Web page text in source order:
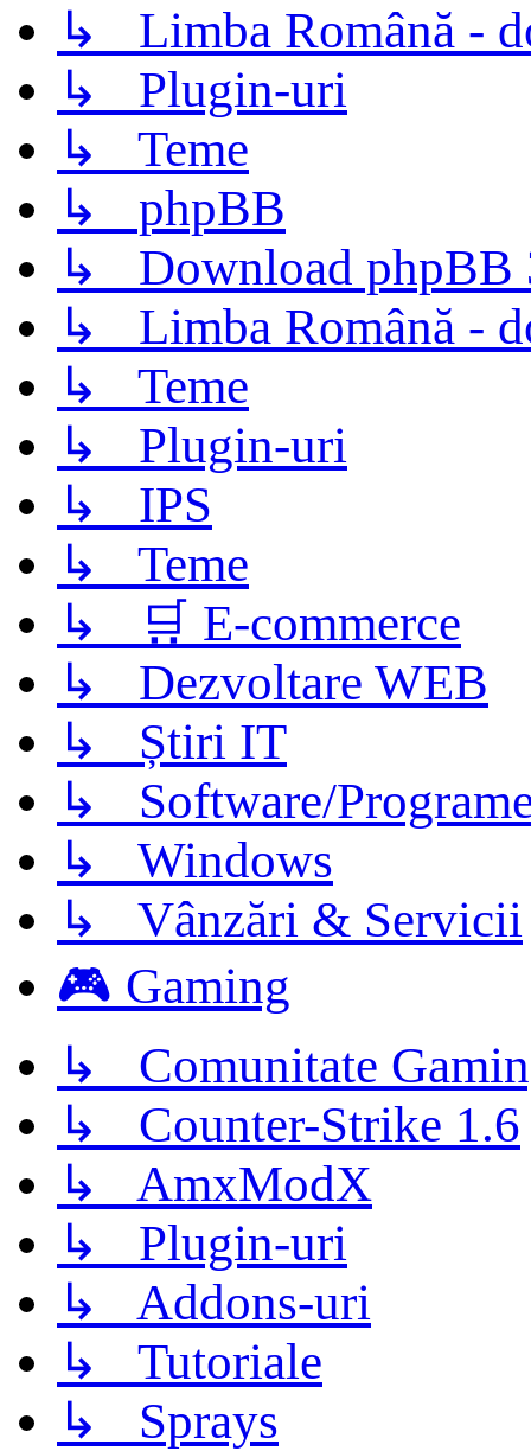
↳ Limba Română -
↳ Plugin-uri
↳ Teme
↳ phpBB
↳ Download phpBB
↳ Limba Română -
↳ Teme
↳ Plugin-uri
↳ IPS
↳ Teme
↳ 🛒 E-commerce
↳ Dezvoltare WEB
↳ Știri IT
↳ Software/
↳ Windows
↳ Vânzări & Servicii
🎮 Gaming
↳ Comunitate
↳ Counter-Strike 1.6
↳ AmxModX
↳ Plugin-uri
↳ Addons-uri
↳ Tutoriale
↳ Sprays